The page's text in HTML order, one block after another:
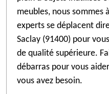
meubles, nous sommes
experts se déplacent
Saclay (91400) pour
de qualité supérieure.
débarras pour vous
vous avez besoin.